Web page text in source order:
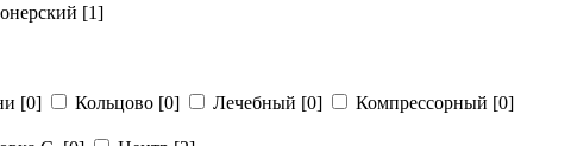
[1]
[0] Кольцово [0] Лечебный [0] Компрессорный [0]